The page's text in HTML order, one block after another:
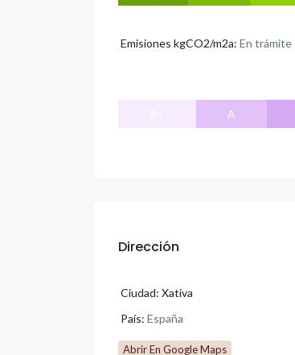
Emisiones kgCO2/m2a: En trámite
A
Dirección
Ciudad: Xativa
País: España
Abrir En Google Maps